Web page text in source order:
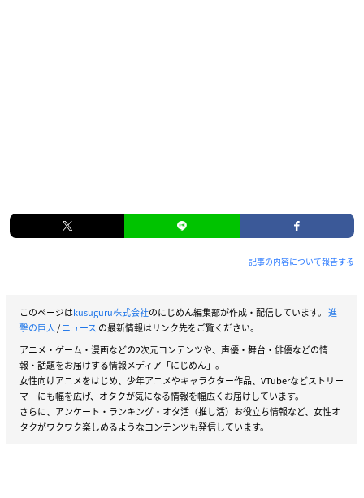
記事の内容について報告する
このページはkusuguru株式会社のにじめん編集部が作成・配信しています。 進
撃の巨人/ニュース の最新情報はリンク先をご覧ください。
アニメ・ゲーム・漫画などの2次元コンテンツや、声優・舞台・俳優などの情
報・話題をお届けする情報メディア「にじめん」。
女性向けアニメをはじめ、少年アニメやキャラクター作品、VTuberなどストリー
マーにも幅を広げ、オタクが気になる情報を幅広くお届けしています。
さらに、アンケート・ランキング・オタ活（推し活）お役立ち情報など、女性オ
タクがワクワク楽しめるようなコンテンツも発信しています。